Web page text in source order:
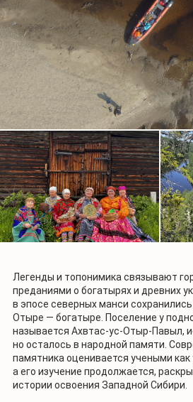
Легенды и топонимика связывают
преданиями о богатырях и древних
в эпосе северных манси
Отыре — богатыре. Поселение у
называется Ахвтас-ус-Отыр-Павыл,
но осталось в народной памяти.
памятника оценивается учеными как
а его изучение продолжается,
истории освоения Западной Сибири.